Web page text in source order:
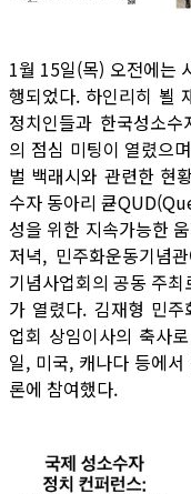
1월 15일(목) 오전에는
행되었다. 하인리히 뵐
정치인들과 한국성소
의 점심 미팅이 열렸으
벌 백래시와 관련한 현
수자 동아리 큗
성을 위한 지속가능한
저녁, 민주화운동기념
기념사업회의 공동 주
가 열렸다. 김재형 민
업회 상임이사의 축사
일, 미국, 캐나다 등에
론에 참여했다.